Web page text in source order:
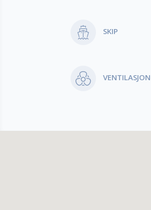
Produktområder
SKIP
VENTILASJON